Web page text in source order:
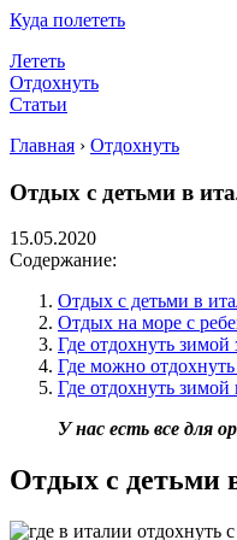
Куда полететь
Лететь
Отдохнуть
Статьи
Главная › Отдохнуть
Отдых с детьми в
15.05.2020
Содержание:
Отдых с детьми в
Отдых на море с
Где отдохнуть зимой
Где можно
Где отдохнуть зимой
У нас есть все для
Отдых с детьми